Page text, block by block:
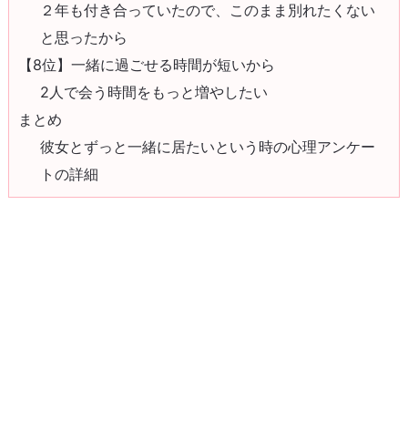
２年も付き合っていたので、このまま別れたくない
と思ったから
【8位】一緒に過ごせる時間が短いから
2人で会う時間をもっと増やしたい
まとめ
彼女とずっと一緒に居たいという時の心理アンケー
トの詳細